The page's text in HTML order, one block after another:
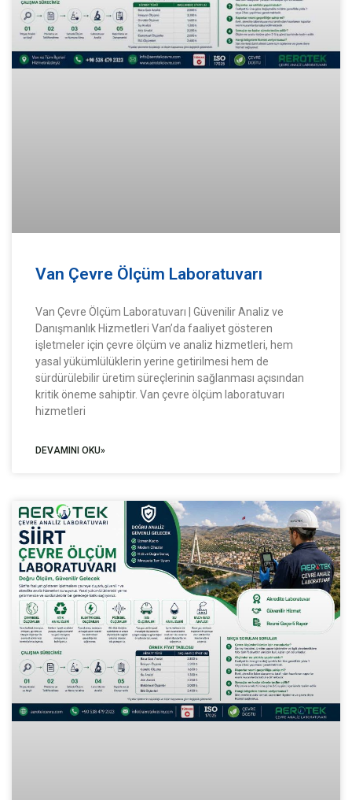
Van Çevre Ölçüm Laboratuvarı
Van Çevre Ölçüm Laboratuvarı | Güvenilir Analiz ve
Danışmanlık Hizmetleri Van’da faaliyet gösteren
işletmeler için çevre ölçüm ve analiz hizmetleri, hem
yasal yükümlülüklerin yerine getirilmesi hem de
sürdürülebilir üretim süreçlerinin sağlanması açısından
kritik öneme sahiptir. Van çevre ölçüm laboratuvarı
hizmetleri
DEVAMINI OKU»